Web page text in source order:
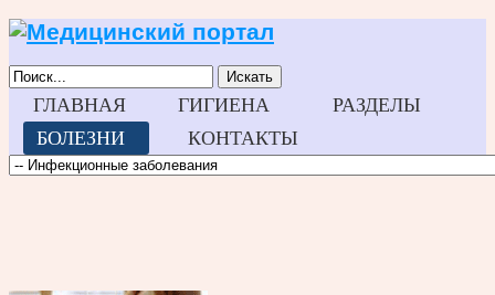
Искать
ГЛАВНАЯ ГИГИЕНА
РАЗДЕЛЫ
БОЛЕЗНИ
КОНТАКТЫ